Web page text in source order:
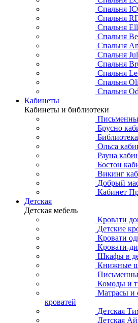
Спальня
Спальня
Спальня
Спальня
Спальня
Спальня
Спальня
Спальня
Спальня
Спальня
Кабинеты
Кабинеты и библиотеки
Брусно
Ольса
Рауна
Бостон
Викинг
Добрый
Кабинет
Детская
Детская мебель
Кровати
Детские
Кровати
Кровати-
Шкафы в
Книжные
Комоды и
Матрасы и
кроватей
Детская
Детская